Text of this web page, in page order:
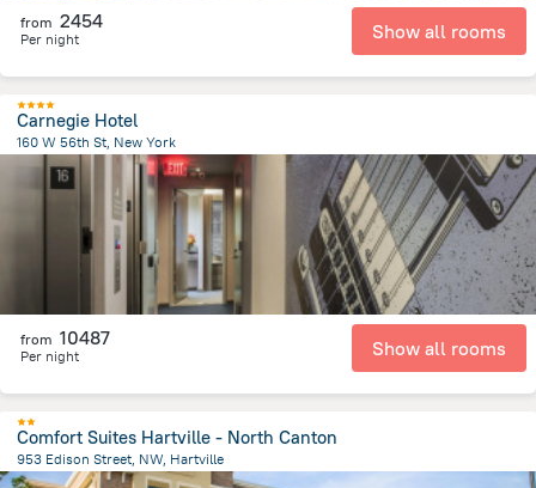
from 2454
Per night Show all rooms
Carnegie Hotel
160 W 56th St, New York
from the center ofSpojené státy americké
from 10487
Per night Show all rooms
Comfort Suites Hartville - North Canton
953 Edison Street, NW, Hartville
2.4 km
from the center ofSpojené státy americké